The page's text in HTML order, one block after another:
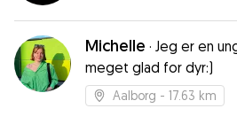
Michelle · Jeg er en
meget glad for dyr:)
Aalborg - 17.63 km